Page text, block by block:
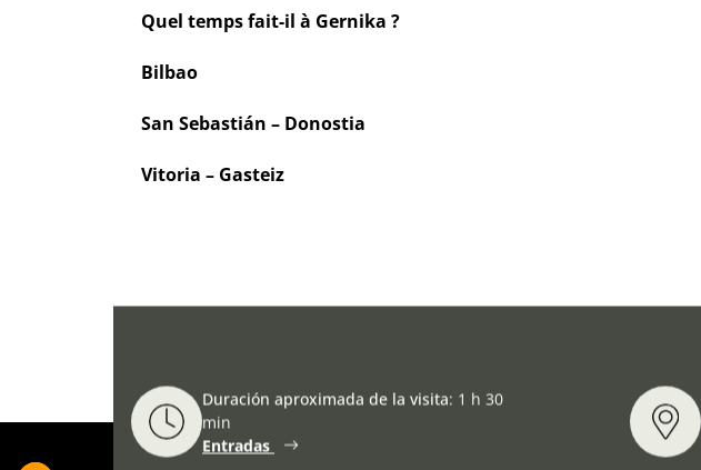
Quel temps fait-il à Gernika ?
Bilbao
San Sebastián – Donostia
Vitoria – Gasteiz
Duración aproximada de la visita: 1 h 30
min
Entradas